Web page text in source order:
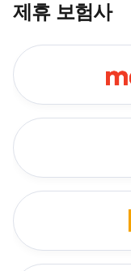
제휴 보험사